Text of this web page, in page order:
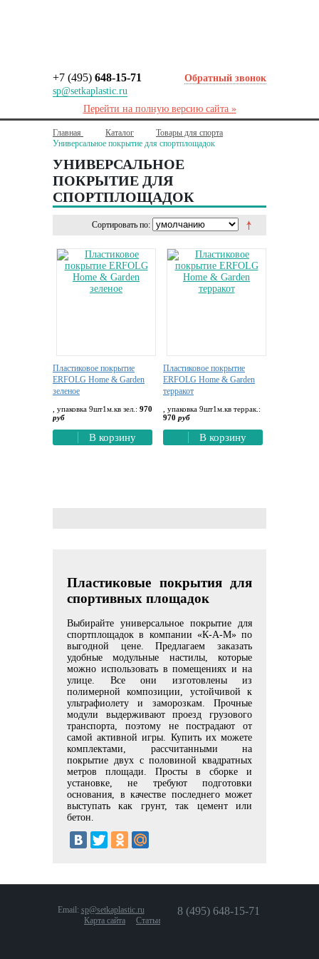
+7 (495) 648-15-71
sp@setkaplastic.ru
Обратный звонок
Перейти на полную версию сайта »
Главная Каталог
Товары для спорта
Универсальное покрытие для спортплощадок
УНИВЕРСАЛЬНОЕ
ПОКРЫТИЕ ДЛЯ
СПОРТПЛОЩАДОК
Сортировать по:
Пластиковое покрытие
ERFOLG Home & Garden
зеленое
, упаковка 9шт1м.кв зел.: 970
руб
В корзину
Пластиковое покрытие
ERFOLG Home & Garden
терракот
, упаковка 9шт1м.кв террак.:
970 руб
В корзину
Пластиковые покрытия для
спортивных площадок
Выбирайте универсальное покрытие для
спортплощадок в компании «К-А-М» по
выгодной цене. Предлагаем заказать
удобные модульные настилы, которые
можно использовать в помещениях и на
улице. Все они изготовлены из
полимерной композиции, устойчивой к
ультрафиолету и заморозкам. Прочные
модули выдерживают проезд грузового
транспорта, поэтому не пострадают от
самой активной игры. Купить их можете
комплектами, рассчитанными на
покрытие двух с половиной квадратных
метров площади. Просты в сборке и
установке, не требуют подготовки
основания, в качестве последнего может
выступать как грунт, так цемент или
бетон.
8 (495) 648-15-71
Email: sp@setkaplastic.ru
Карта сайта
Статьи